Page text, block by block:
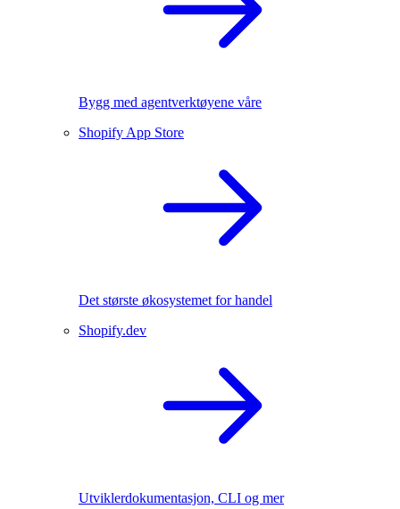
Bygg med agentverktøyene våre
Shopify App Store
Det største økosystemet for handel
Shopify.dev
Utviklerdokumentasjon, CLI og mer